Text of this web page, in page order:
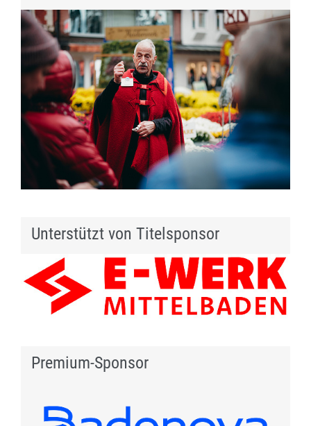
Unterstützt von Titelsponsor
Premium-Sponsor